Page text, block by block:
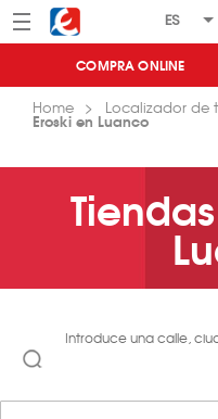
Menú Eroski
COMPRA ONLINE
Home Localizador de
Eroski en Luanco
Introduce una calle,